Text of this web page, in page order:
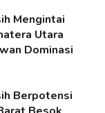
Mengintai
Utara
Dominasi
Berpotensi